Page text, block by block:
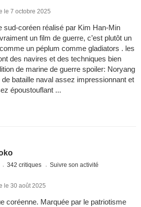
le 7 octobre 2025
sud-coréen réalisé par Kim Han-Min
un film de guerre, c’est plutôt un
un péplum comme gladiators . les
des navires et des techniques bien
de marine de guerre spoiler: Noryang
bataille naval assez impressionnant et
époustouflant ...
342 critiques Suivre son activité
le 30 août 2025
coréenne. Marquée par le patriotisme